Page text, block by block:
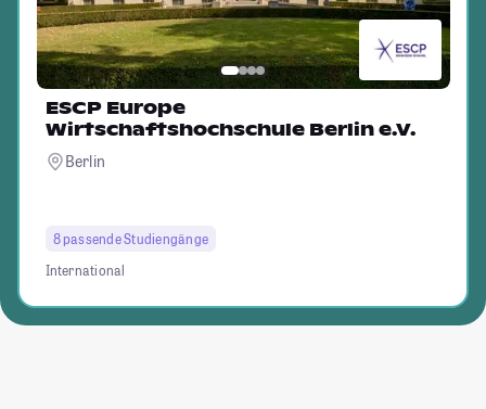
ESCP Europe
Wirtschaftshochschule Berlin e.V.
Berlin
8 passende Studiengänge
International